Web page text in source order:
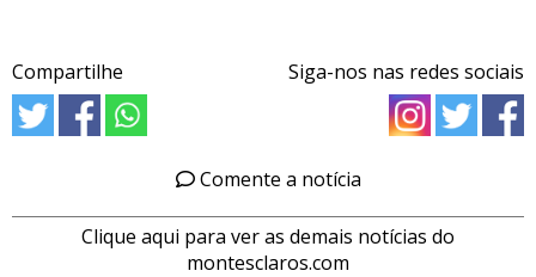
Compartilhe Siga-nos nas redes sociais
Comente a notícia
Clique aqui para ver as demais notícias do
montesclaros.com